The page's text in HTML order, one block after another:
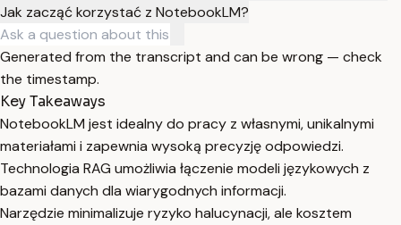
Jak zacząć korzystać z NotebookLM?
Generated from the transcript and can be wrong — check
the timestamp.
Key Takeaways
NotebookLM jest idealny do pracy z własnymi, unikalnymi
materiałami i zapewnia wysoką precyzję odpowiedzi.
Technologia RAG umożliwia łączenie modeli językowych z
bazami danych dla wiarygodnych informacji.
Narzędzie minimalizuje ryzyko halucynacji, ale kosztem